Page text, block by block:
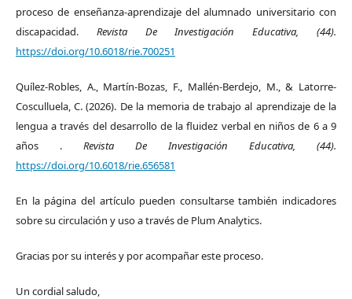
proceso de enseñanza-aprendizaje del alumnado universitario con
discapacidad. Revista De Investigación Educativa, (44).
https://doi.org/10.6018/rie.700251
Quílez-Robles, A., Martín-Bozas, F., Mallén-Berdejo, M., & Latorre-
Cosculluela, C. (2026). De la memoria de trabajo al aprendizaje de la
lengua a través del desarrollo de la fluidez verbal en niños de 6 a 9
años . Revista De Investigación Educativa, (44).
https://doi.org/10.6018/rie.656581
En la página del artículo pueden consultarse también indicadores
sobre su circulación y uso a través de Plum Analytics.
Gracias por su interés y por acompañar este proceso.
Un cordial saludo,